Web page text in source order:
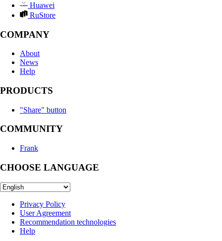
Huawei
RuStore
COMPANY
About
News
Help
PRODUCTS
"Share" button
COMMUNITY
Frank
CHOOSE LANGUAGE
Privacy Policy
User Agreement
Recommendation technologies
Help